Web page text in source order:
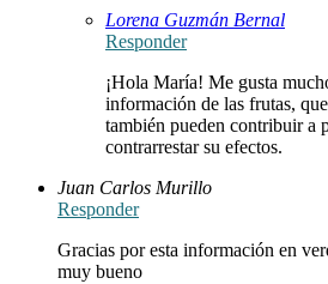
Lorena Guzmán Bernal
Responder
¡Hola María! Me gusta
información de las frutas,
también pueden contribuir a
contrarrestar su efectos.
Juan Carlos Murillo
Responder
Gracias por esta información en
muy bueno